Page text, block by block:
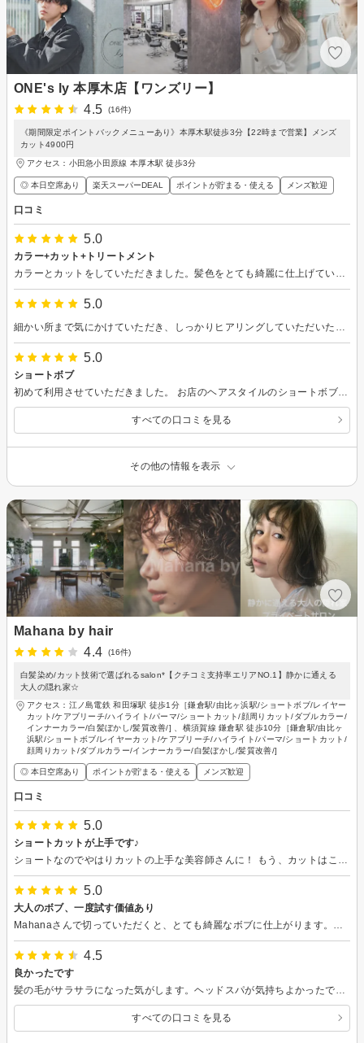
ONE's ly 本厚木店【ワンズリー】
4.5
(16件)
《期間限定ポイントバックメニューあり》本厚木駅徒歩3分【22時まで営業】メンズ
カット4900円
アクセス：小田急小田原線 本厚木駅 徒歩3分
◎ 本日空席あり 楽天スーパーDEAL ポイントが貯まる・使える メンズ歓迎
口コミ
5.0
カラー+カット+トリートメント
5.0
5.0
ショートボブ
初めて利用させていただきました。 お店のヘアスタイルのショートボブの写真を見て予約したのですが、大満足の仕上がりです！！ カラーもしっかり染めていただき、ありがとうございました。 また、利用させていただきます。
すべての口コミを見る
その他の情報を表示
Mahana by hair
4.4
(16件)
白髪染め/カット技術で選ばれるsalon*【クチコミ支持率エリアNO.1】静かに通える
大人の隠れ家☆
アクセス：江ノ島電鉄 和田塚駅 徒歩1分［鎌倉駅/由比ヶ浜駅/ショートボブ/レイヤー
カット/ケアブリーチ/ハイライト/パーマ/ショートカット/顔周りカット/ダブルカラー/
インナーカラー/白髪ぼかし/髪質改善/] 、横須賀線 鎌倉駅 徒歩10分［鎌倉駅/由比ヶ
浜駅/ショートボブ/レイヤーカット/ケアブリーチ/ハイライト/パーマ/ショートカット/
顔周りカット/ダブルカラー/インナーカラー/白髪ぼかし/髪質改善/]
◎ 本日空席あり ポイントが貯まる・使える メンズ歓迎
口コミ
5.0
ショートカットが上手です♪
5.0
大人のボブ、一度試す価値あり
4.5
良かったです
すべての口コミを見る